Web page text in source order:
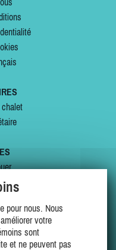
pour nous. Nous
votre
sont
et ne peuvent pas